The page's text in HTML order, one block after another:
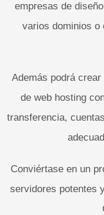
empresas de
varios dominios o
Además podrá
de web hosting
transferencia,
Conviértase en un
servidores potentes